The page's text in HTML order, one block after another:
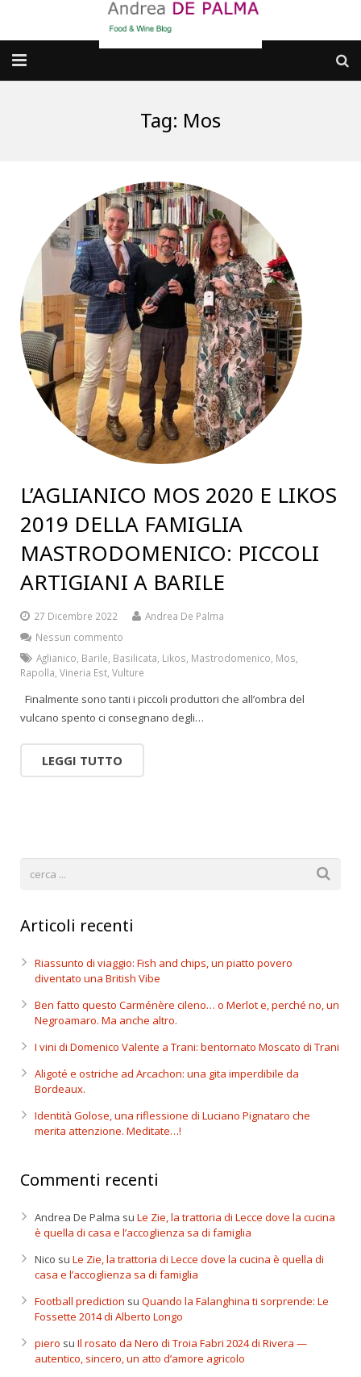
dove MANGIARE
cosa CUCINARE
dove ANDARE
Punti di vista e approfondimenti
Contatti
Tag: Mos
L’AGLIANICO MOS 2020 E LIKOS
2019 DELLA FAMIGLIA
MASTRODOMENICO: PICCOLI
ARTIGIANI A BARILE
27 Dicembre 2022
Andrea De Palma
Nessun commento
Aglianico Barile Basilicata Likos Mastrodomenico Mos
Rapolla Vineria Est Vulture
Finalmente sono tanti i piccoli produttori che all’ombra del
vulcano spento ci consegnano degli…
LEGGI TUTTO
Articoli recenti
Riassunto di viaggio: Fish and chips, un piatto povero
diventato una British Vibe
Ben fatto questo Carménère cileno… o Merlot e, perché no, un
Negroamaro. Ma anche altro.
I vini di Domenico Valente a Trani: bentornato Moscato di Trani
Aligoté e ostriche ad Arcachon: una gita imperdibile da
Bordeaux.
Identità Golose, una riflessione di Luciano Pignataro che
merita attenzione. Meditate…!
Commenti recenti
Andrea De Palma su Le Zie, la trattoria di Lecce dove la cucina
è quella di casa e l’accoglienza sa di famiglia
Nico su Le Zie, la trattoria di Lecce dove la cucina è quella di
casa e l’accoglienza sa di famiglia
Football prediction su Quando la Falanghina ti sorprende: Le
Fossette 2014 di Alberto Longo
piero su Il rosato da Nero di Troia Fabri 2024 di Rivera —
autentico, sincero, un atto d’amore agricolo